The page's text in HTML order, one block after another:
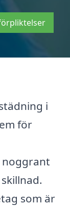
i
för
noggrant
som är